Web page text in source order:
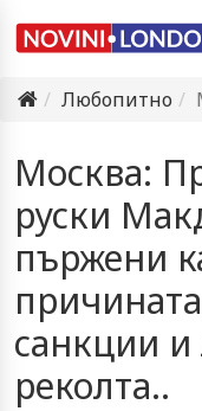
Любопитно
Москва:
руски
пържени
санкции и
реколта..